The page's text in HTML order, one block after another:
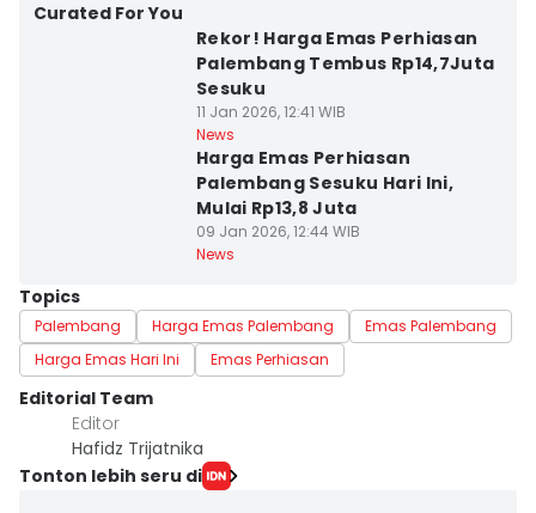
Curated For You
Rekor! Harga Emas Perhiasan
Palembang Tembus Rp14,7Juta
Sesuku
11 Jan 2026, 12:41 WIB
News
Harga Emas Perhiasan
Palembang Sesuku Hari Ini,
Mulai Rp13,8 Juta
09 Jan 2026, 12:44 WIB
News
Topics
Palembang Harga Emas Palembang
Emas Palembang
Harga Emas Hari Ini
Emas Perhiasan
Editorial Team
Editor
Hafidz Trijatnika
Tonton lebih seru di